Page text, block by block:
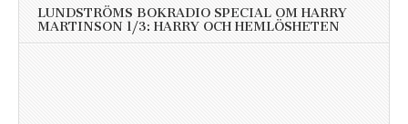
LUNDSTRÖMS BOKRADIO SPECIAL OM HARRY
MARTINSON 1/3: HARRY OCH HEMLÖSHETEN